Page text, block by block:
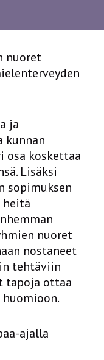
nuoret
ja
kunnan
koskettaa
Lisäksi
sopimuksen
nuoret
nostaneet
tehtäviin
tapoja ottaa
ajalla